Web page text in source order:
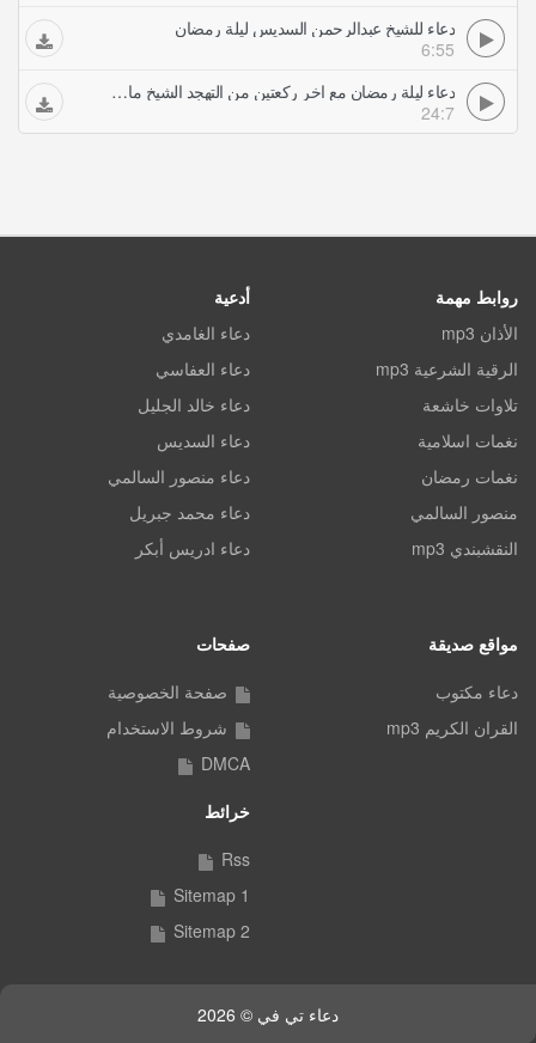
دعاء للشيخ عبدالرحمن السديس ليلة رمضان
6:55
دعاء ليلة رمضان مع اخر ركعتين من التهجد الشيخ ماهر شخاشيرو
24:7
روابط مهمة
الأذان mp3
الرقية الشرعية mp3
تلاوات خاشعة
نغمات اسلامية
نغمات رمضان
منصور السالمي
النقشبندي mp3
أدعية
دعاء الغامدي
دعاء العفاسي
دعاء خالد الجليل
دعاء السديس
دعاء منصور السالمي
دعاء محمد جبريل
دعاء ادريس أبكر
مواقع صديقة
دعاء مكتوب
القران الكريم mp3
صفحات
صفحة الخصوصية
شروط الاستخدام
DMCA
خرائط
Rss
Sitemap 1
Sitemap 2
دعاء تي في © 2026